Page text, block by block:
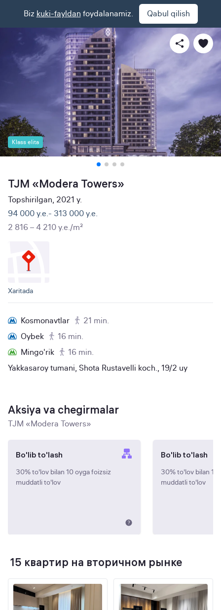
Biz kuki-fayldan foydalanamiz. Qabul qilish
Klass elita
TJM «Modera Towers»
Topshirilgan, 2021 y.
94 000 y.e.- 313 000 y.e.
2 816 – 4 210 y.e./m²
Xaritada
Kosmonavtlar
21 min.
Oybek
16 min.
Mingo'rik
16 min.
Yakkasaroy tumani, Shota Rustavelli koch., 19/2 uy
Aksiya va chegirmalar
TJM «Modera Towers»
Bo'lib to'lash
30% to'lov bilan 10 oyga foizsiz
muddatli to'lov
Bo'lib to'lash
30% to'lov bilan 10
muddatli to'lov
15 квартир на вторичном рынке